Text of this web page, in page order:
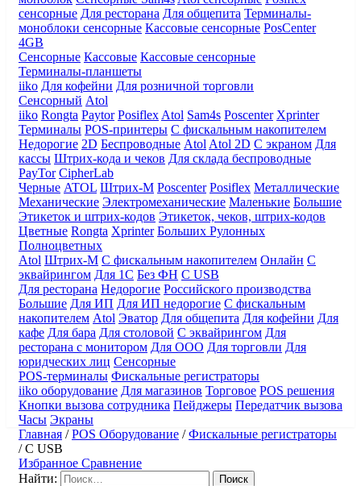
сенсорные Для ресторана Для общепита Терминалы-
моноблоки сенсорные Кассовые сенсорные PosCenter
4GB
Сенсорные Кассовые Кассовые сенсорные
Терминалы-планшеты
iiko Для кофейни Для розничной торговли
Сенсорный Atol
iiko Rongta Paytor Posiflex Atol Sam4s Poscenter Xprinter
Терминалы POS-принтеры С фискальным накопителем
Недорогие 2D Беспроводные Atol Atol 2D С экраном Для
кассы Штрих-кода и чеков Для склада беспроводные
PayTor CipherLab
Черные ATOL Штрих-М Poscenter Posiflex Металлические
Механические Электромеханические Маленькие Большие
Этикеток и штрих-кодов Этикеток, чеков, штрих-кодов
Цветные Rongta Xprinter Больших Рулонных
Полноцветных
Atol Штрих-М С фискальным накопителем Онлайн С
эквайрингом Для 1С Без ФН С USB
Для ресторана Недорогие Российского производства
Большие Для ИП Для ИП недорогие С фискальным
накопителем Atol Эватор Для общепита Для кофейни Для
кафе Для бара Для столовой С эквайрингом Для
ресторана с монитором Для ООО Для торговли Для
юридческих лиц Сенсорные
POS-терминалы Фискальные регистраторы
iiko оборудование Для магазинов Торговое POS решения
Кнопки вызова сотрудника Пейджеры Передатчик вызова
Часы Экраны
Главная /POS Оборудование /Фискальные регистраторы
/C USB
Избранное Сравнение
Найти: